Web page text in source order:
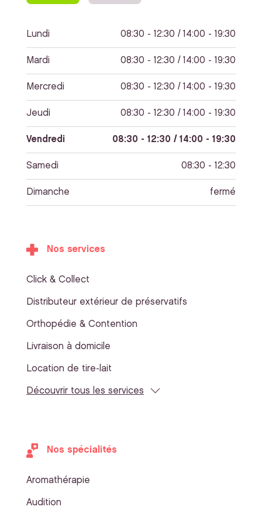
Lundi 08:30 - 12:30 / 14:00 - 19:30
Mardi 08:30 - 12:30 / 14:00 - 19:30
Mercredi 08:30 - 12:30 / 14:00 - 19:30
Jeudi 08:30 - 12:30 / 14:00 - 19:30
Vendredi 08:30 - 12:30 / 14:00 - 19:30
Samedi 08:30 - 12:30
Dimanche fermé
Nos services
Click & Collect
Distributeur extérieur de préservatifs
Orthopédie & Contention
Livraison à domicile
Location de tire-lait
Découvrir tous les services
Nos spécialités
Aromathérapie
Audition